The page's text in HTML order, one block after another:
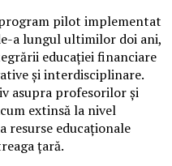
pilot implementat
a lungul ultimilor doi ani,
educației financiare
și interdisciplinare.
asupra profesorilor și
extinsă la nivel
resurse educaționale
țară.